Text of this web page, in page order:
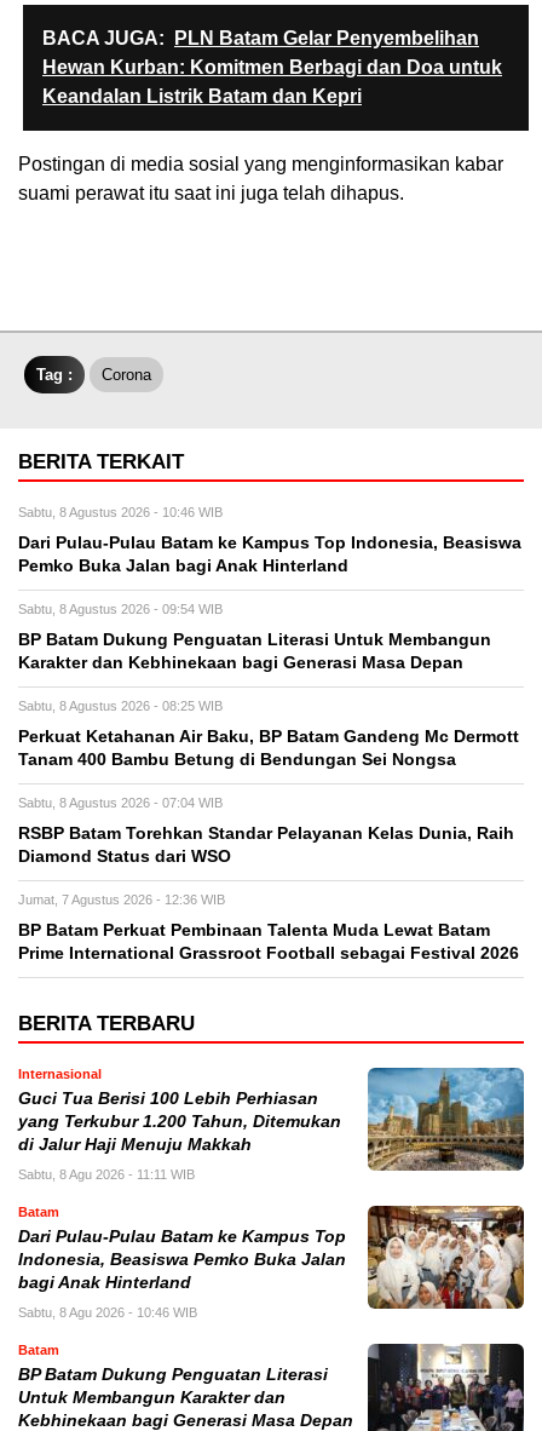
BACA JUGA:
PLN Batam Gelar Penyembelihan
Hewan Kurban: Komitmen Berbagi dan Doa untuk
Keandalan Listrik Batam dan Kepri
Postingan di media sosial yang menginformasikan kabar
suami perawat itu saat ini juga telah dihapus.
Tag : Corona
BERITA TERKAIT
Sabtu, 8 Agustus 2026 - 10:46 WIB
Dari Pulau-Pulau Batam ke Kampus Top Indonesia, Beasiswa
Pemko Buka Jalan bagi Anak Hinterland
Sabtu, 8 Agustus 2026 - 09:54 WIB
BP Batam Dukung Penguatan Literasi Untuk Membangun
Karakter dan Kebhinekaan bagi Generasi Masa Depan
Sabtu, 8 Agustus 2026 - 08:25 WIB
Perkuat Ketahanan Air Baku, BP Batam Gandeng Mc Dermott
Tanam 400 Bambu Betung di Bendungan Sei Nongsa
Sabtu, 8 Agustus 2026 - 07:04 WIB
RSBP Batam Torehkan Standar Pelayanan Kelas Dunia, Raih
Diamond Status dari WSO
Jumat, 7 Agustus 2026 - 12:36 WIB
BP Batam Perkuat Pembinaan Talenta Muda Lewat Batam
Prime International Grassroot Football sebagai Festival 2026
BERITA TERBARU
Internasional
Guci Tua Berisi 100 Lebih Perhiasan
yang Terkubur 1.200 Tahun, Ditemukan
di Jalur Haji Menuju Makkah
Sabtu, 8 Agu 2026 - 11:11 WIB
Batam
Dari Pulau-Pulau Batam ke Kampus Top
Indonesia, Beasiswa Pemko Buka Jalan
bagi Anak Hinterland
Sabtu, 8 Agu 2026 - 10:46 WIB
Batam
BP Batam Dukung Penguatan Literasi
Untuk Membangun Karakter dan
Kebhinekaan bagi Generasi Masa Depan